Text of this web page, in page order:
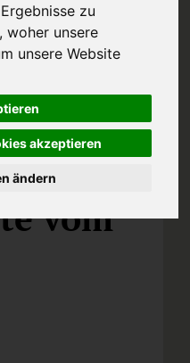
zu
woher unsere
unsere Website
akzeptieren
ändern
Lichtenau-Asseln
vom